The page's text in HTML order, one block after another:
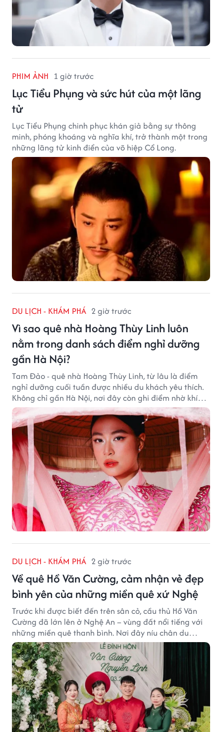
PHIM ẢNH 1 giờ trước
Lục Tiểu Phụng và sức hút của một lãng
tử
Lục Tiểu Phụng chinh phục khán giả bằng sự thông
minh, phóng khoáng và nghĩa khí, trở thành một trong
những lãng tử kinh điển của võ hiệp Cổ Long.
DU LỊCH - KHÁM PHÁ 2 giờ trước
Vì sao quê nhà Hoàng Thùy Linh luôn
nằm trong danh sách điểm nghỉ dưỡng
gần Hà Nội?
Tam Đảo - quê nhà Hoàng Thùy Linh, từ lâu là điểm
nghỉ dưỡng cuối tuần được nhiều du khách yêu thích.
Không chỉ gần Hà Nội, nơi đây còn ghi điểm nhờ khí
hậu mát mẻ, cảnh sắc thơ mộng và không gian yên
bình giữa núi rừng.
DU LỊCH - KHÁM PHÁ 2 giờ trước
Về quê Hồ Văn Cường, cảm nhận vẻ đẹp
bình yên của những miền quê xứ Nghệ
Trước khi được biết đến trên sân cỏ, cầu thủ Hồ Văn
Cường đã lớn lên ở Nghệ An – vùng đất nổi tiếng với
những miền quê thanh bình. Nơi đây níu chân du
khách bằng cánh đồng xanh, làng quê yên ả và nhịp
sống chậm đầy bình yên.